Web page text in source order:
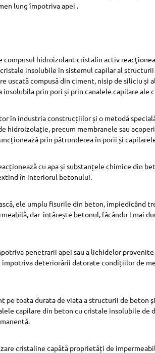
lung împotriva apei .
compusul hidroizolant cristalin activ
insolubile în sistemul capilar al
uscată compusă din ciment, nisip de siliciu și
prin pori și prin canalele capilare ale
în industria construcțiilor și o metodă
hidroizolație, precum membranele sau
prin pătrunderea în porii și
cu apa și substanțele chimice din
în interiorul betonului.
ele umplu fisurile din beton, împiedicând
dar întărește betonul, făcându-l mai
penetrarii apei sau a lichidelor
deteriorării datorate condițiilor de
pe toata durata de viata a structurii de beton
capilare din beton cu cristale insolubile de
cristaline capătă proprietăți de